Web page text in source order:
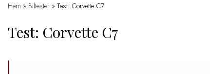
Hem » Biltester » Test: Corvette C7
Test: Corvette C7